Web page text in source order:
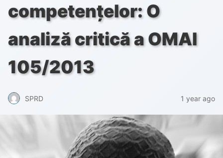
competențelor: O
analiză critică a OMAI
105/2013
SPRD 1 year ago